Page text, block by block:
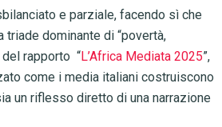
e parziale, facendo sì che
dominante di “povertà,
rapporto “L’Africa Mediata 2025”,
come i media italiani costruiscono
un riflesso diretto di una narrazione